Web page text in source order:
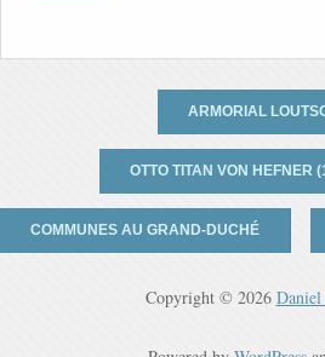
ARMORIAL
OTTO TITAN VON HEFNER
COMMUNES AU GRAND-DUCHÉ
Copyright © 2026